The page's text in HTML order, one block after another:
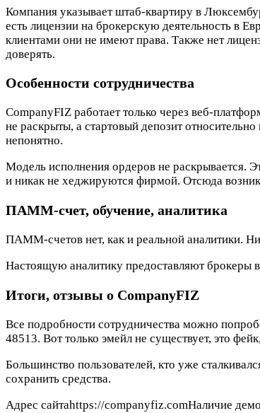
Компания указывает штаб-квартиру в
есть лицензии на брокерскую деятельность в
клиентами они не имеют права. Также нет
доверять.
Особенности сотрудничества
CompanyFIZ работает только через веб-
не раскрыты, а стартовый депозит
непонятно.
Модель исполнения ордеров не раскрывается.
и никак не хеджируются фирмой. Отсюда
ПАММ-счет, обучение, аналитика
ПАММ-счетов нет, как и реальной аналитики.
Настоящую аналитику предоставляют брокеры
Итоги, отзывы о CompanyFIZ
Все подробности сотрудничества можно
48513. Вот только эмейл не существует, это
Большинство пользователей, кто уже
сохранить средства.
Адрес сайтаhttps://companyfiz.comНаличие